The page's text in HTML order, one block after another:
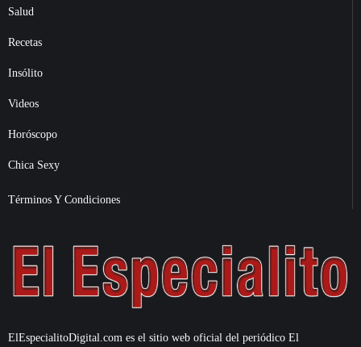
Salud
Recetas
Insólito
Videos
Horóscopo
Chica Sexy
Términos Y Condiciones
ElEspecialitoDigital.com es el sitio web oficial del periódico El